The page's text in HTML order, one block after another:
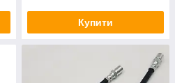
Купити